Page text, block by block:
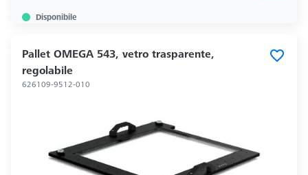
Disponibile
Pallet OMEGA 543, vetro trasparente,
regolabile
626109-9512-010